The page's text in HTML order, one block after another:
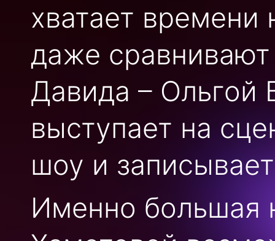
хватает
даже
Давида – Ольгой
выступает на
шоу и
Именно большая